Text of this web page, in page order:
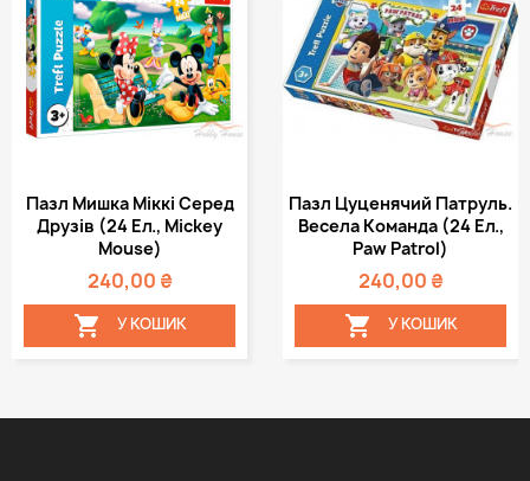
Пазл Мишка Міккі Серед
Друзів (24 Ел., Mickey
Mouse)
240,00 ₴
 У КОШИК
Пазл Цуценячий Патруль.
Весела Команда (24 Ел.,
Paw Patrol)
240,00 ₴
 У КОШИК